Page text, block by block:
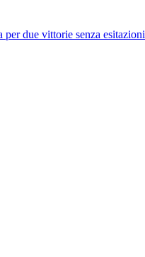
per due vittorie senza esitazioni